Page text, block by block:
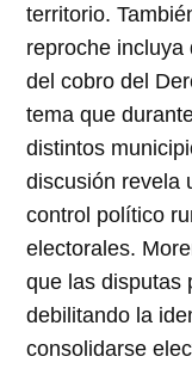
territorio.
reproche incluya
del cobro del
tema que
distintos
discusión revela
control político
electorales.
que las disputas
debilitando la
consolidarse